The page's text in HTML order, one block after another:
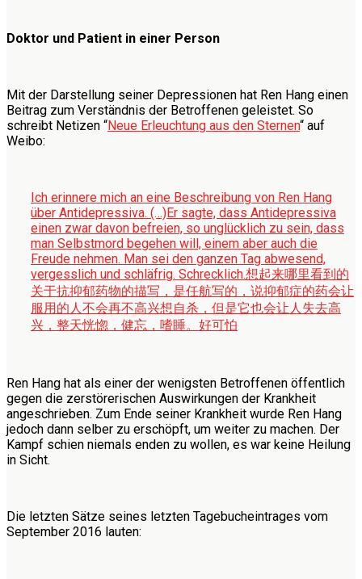
Doktor und Patient in einer Person
Mit der Darstellung seiner Depressionen hat Ren Hang einen
Beitrag zum Verständnis der Betroffenen geleistet. So
schreibt Netizen “Neue Erleuchtung aus den Sternen“ auf
Weibo:
Ich erinnere mich an eine Beschreibung von Ren Hang
über Antidepressiva. (…)Er sagte, dass Antidepressiva
einen zwar davon befreien, so unglücklich zu sein, dass
man Selbstmord begehen will, einem aber auch die
Freude nehmen. Man sei den ganzen Tag abwesend,
vergesslich und schläfrig. Schrecklich.想起来哪里看到的
关于抗抑郁药物的描写，是任航写的，说抑郁症的药会让
服用的人不会再不高兴想自杀，但是它也会让人失去高
兴，整天恍惚，健忘，嗜睡。好可怕
Ren Hang hat als einer der wenigsten Betroffenen öffentlich
gegen die zerstörerischen Auswirkungen der Krankheit
angeschrieben. Zum Ende seiner Krankheit wurde Ren Hang
jedoch dann selber zu erschöpft, um weiter zu machen. Der
Kampf schien niemals enden zu wollen, es war keine Heilung
in Sicht.
Die letzten Sätze seines letzten Tagebucheintrages vom
September 2016 lauten: